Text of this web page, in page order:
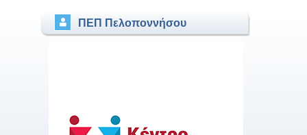
ΠΕΠ Πελοποννήσου